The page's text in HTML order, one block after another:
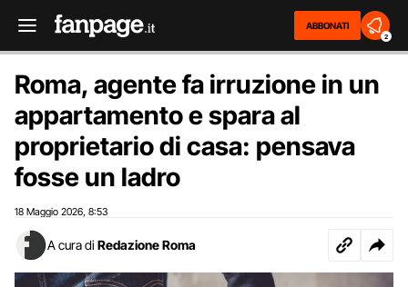
ABBONATI
2
Roma, agente fa irruzione in un
appartamento e spara al
proprietario di casa: pensava
fosse un ladro
18 Maggio 2026 8:53
A cura di Redazione Roma